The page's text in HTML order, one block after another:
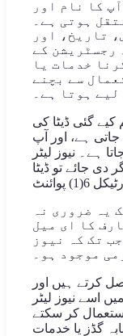
کا نام اور
ہوتی ہے۔
تاریخ، اور
رجسٹریشن کے
خدمات یا
سے بچنے
لیے ہوتا ہے۔
گئی ڈیٹا کی
ہے، اور آپ
ہے۔ نیوز لیٹر
جائے تو ڈیٹا
یہ ضروری نہ
کا ای میل
تک کہ نیوز
موجود ہو۔
کرتے ہیں اور
اسے نیوز لیٹر
کر سکتے
گڈز یا خدمات